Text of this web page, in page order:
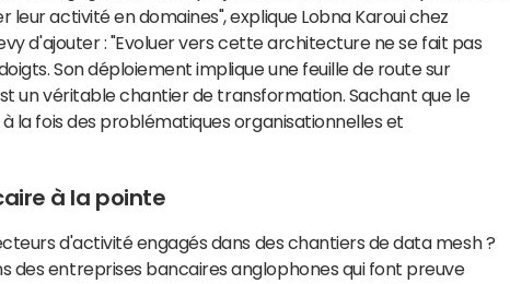
leur activité en domaines", explique Lobna Karoui chez
d'ajouter : "Evoluer vers cette architecture ne se fait pas
Son déploiement implique une feuille de route sur
un véritable chantier de transformation. Sachant que le
la fois des problématiques organisationnelles et
à la pointe
d'activité engagés dans des chantiers de data mesh ?
des entreprises bancaires anglophones qui font preuve